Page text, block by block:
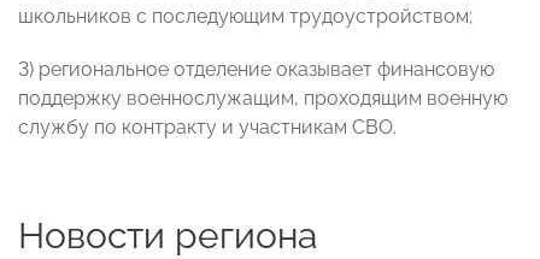
школьников с последующим трудоустройством;
3) региональное отделение оказывает финансовую
поддержку военнослужащим, проходящим военную
службу по контракту и участникам СВО.
Новости региона